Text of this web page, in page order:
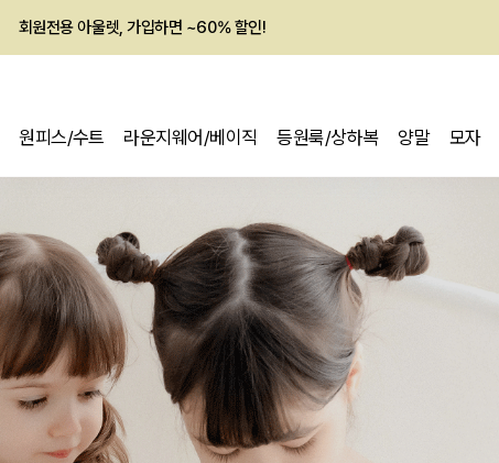
회원전용 아울렛, 가입하면 ~60% 할인!
원피스/수트 라운지웨어/베이직 등원룩/상하복 양말 모자